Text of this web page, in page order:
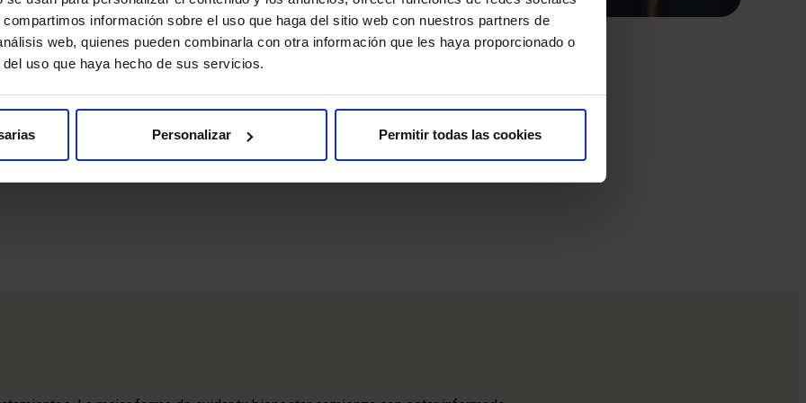
información sobre el uso que haga del sitio web con nuestros partners de
web, quienes pueden combinarla con otra información que les haya proporcionado o
uso que haya hecho de sus servicios.
Personalizar Permitir todas las cookies
de Madrid firman un convenio de colaboración
de la I Región (COEM), su Fundación (FCOEM) y la Fundac…